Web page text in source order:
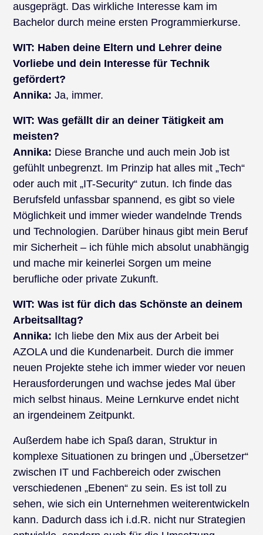
ausgeprägt. Das wirkliche Interesse kam im
Bachelor durch meine ersten Programmierkurse.
WIT: Haben deine Eltern und Lehrer deine
Vorliebe und dein Interesse für Technik
gefördert?
Annika: Ja, immer.
WIT: Was gefällt dir an deiner Tätigkeit am
meisten?
Annika: Diese Branche und auch mein Job ist
gefühlt unbegrenzt. Im Prinzip hat alles mit „Tech“
oder auch mit „IT-Security“ zutun. Ich finde das
Berufsfeld unfassbar spannend, es gibt so viele
Möglichkeit und immer wieder wandelnde Trends
und Technologien. Darüber hinaus gibt mein Beruf
mir Sicherheit – ich fühle mich absolut unabhängig
und mache mir keinerlei Sorgen um meine
berufliche oder private Zukunft.
WIT: Was ist für dich das Schönste an deinem
Arbeitsalltag?
Annika: Ich liebe den Mix aus der Arbeit bei
AZOLA und die Kundenarbeit. Durch die immer
neuen Projekte stehe ich immer wieder vor neuen
Herausforderungen und wachse jedes Mal über
mich selbst hinaus. Meine Lernkurve endet nicht
an irgendeinem Zeitpunkt.
Außerdem habe ich Spaß daran, Struktur in
komplexe Situationen zu bringen und „Übersetzer“
zwischen IT und Fachbereich oder zwischen
verschiedenen „Ebenen“ zu sein. Es ist toll zu
sehen, wie sich ein Unternehmen weiterentwickeln
kann. Dadurch dass ich i.d.R. nicht nur Strategien